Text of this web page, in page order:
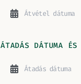
ÁTADÁS DÁTUMA